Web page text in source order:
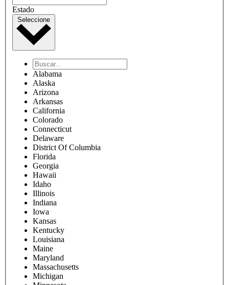
Estado
Seleccione
Alabama
Alaska
Arizona
Arkansas
California
Colorado
Connecticut
Delaware
District Of Columbia
Florida
Georgia
Hawaii
Idaho
Illinois
Indiana
Iowa
Kansas
Kentucky
Louisiana
Maine
Maryland
Massachusetts
Michigan